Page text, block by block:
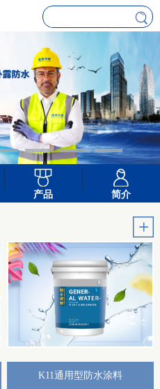
产品 简介
K11通用型防水涂料